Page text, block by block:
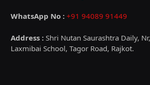
WhatsApp No : +91 94089 91449
Address :Shri Nutan Saurashtra Daily,
Laxmibai School, Tagor Road, Rajkot.